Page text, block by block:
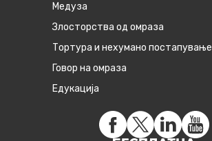
Медуза
Злосторства од омраза
Тортура и нехумано постапување
Говор на омраза
Едукација